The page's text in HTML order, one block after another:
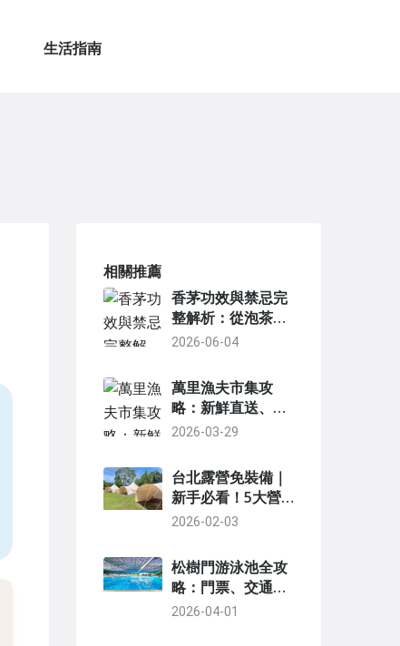
生活指南
相關推薦
香茅功效與禁忌完
整解析：從泡茶到
精油，你必須知道
2026-06-04
萬里漁夫市集攻
略：新鮮直送、必
買清單與周邊玩法
2026-03-29
台北露營免裝備｜
新手必看！5大營
區推薦與完整攻略
2026-02-03
松樹門游泳池全攻
略：門票、交通、
設施與內行建議
2026-04-01